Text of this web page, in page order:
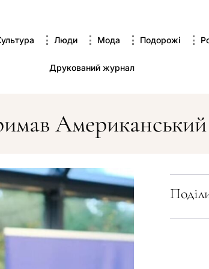
Люди Мода Подорожі
Друкований журнал
Американський